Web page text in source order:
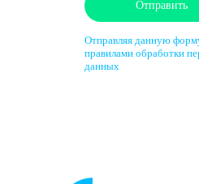
Отправить
Отправляя данную
правилами обработки
данных